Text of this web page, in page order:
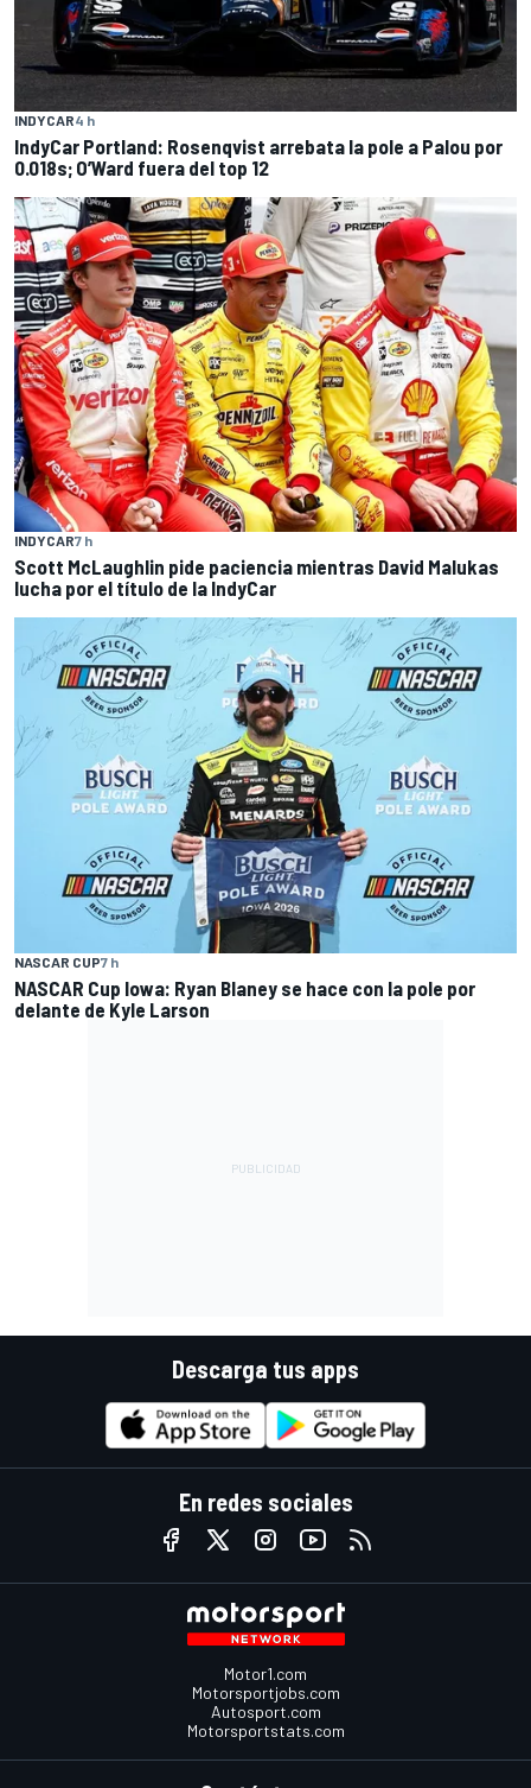
INDYCAR4 h
IndyCar Portland: Rosenqvist arrebata la pole a Palou por
0.018s; O’Ward fuera del top 12
INDYCAR7 h
Scott McLaughlin pide paciencia mientras David Malukas
lucha por el título de la IndyCar
NASCAR CUP7 h
NASCAR Cup Iowa: Ryan Blaney se hace con la pole por
delante de Kyle Larson
Descarga tus apps
En redes sociales
Motor1.com
Motorsportjobs.com
Autosport.com
Motorsportstats.com